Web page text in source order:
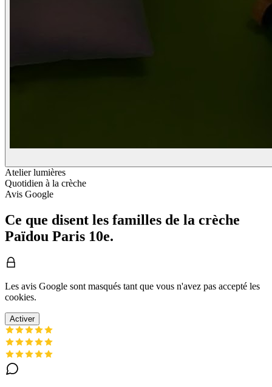
Atelier lumières
Quotidien à la crèche
Avis Google
Ce que disent les familles de la crèche
Païdou Paris 10e.
Les avis Google sont masqués tant que vous n'avez pas accepté les
cookies.
Activer